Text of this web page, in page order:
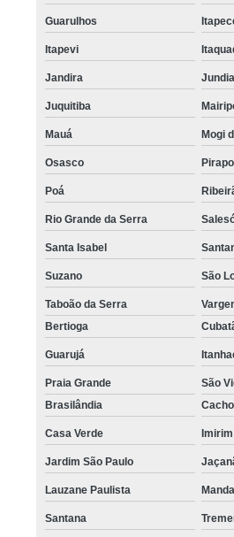
Guarulhos
Itapevi
Jandira
Juquitiba
Mauá Mogi
Osasco
Poá
Rio Grande da Serra
Santa Isabel
Suzano São
Taboão da Serra
Bertioga
Guarujá
Praia Grande
São
Brasilândia
Casa Verde Imirim
Jardim São Paulo
Lauzane Paulista
Santana